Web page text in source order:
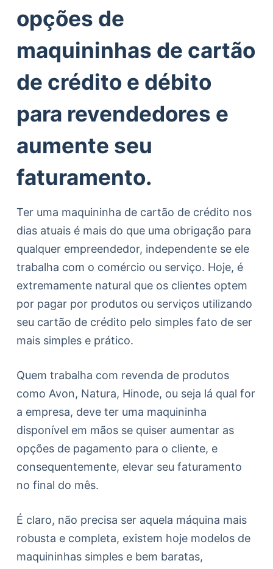
opções de
maquininhas de cartão
de crédito e débito
para revendedores e
aumente seu
faturamento.
Ter uma maquininha de cartão de crédito nos
dias atuais é mais do que uma obrigação para
qualquer empreendedor, independente se ele
trabalha com o comércio ou serviço. Hoje, é
extremamente natural que os clientes optem
por pagar por produtos ou serviços utilizando
seu cartão de crédito pelo simples fato de ser
mais simples e prático.
Quem trabalha com revenda de produtos
como Avon, Natura, Hinode, ou seja lá qual for
a empresa, deve ter uma maquininha
disponível em mãos se quiser aumentar as
opções de pagamento para o cliente, e
consequentemente, elevar seu faturamento
no final do mês.
É claro, não precisa ser aquela máquina mais
robusta e completa, existem hoje modelos de
maquininhas simples e bem baratas,